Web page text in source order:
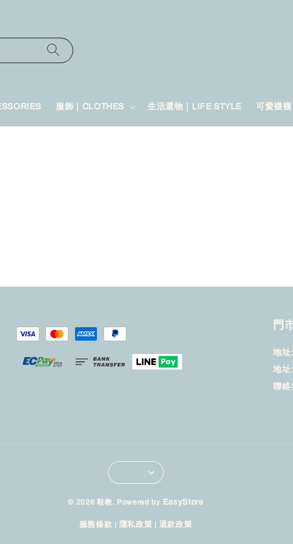
服飾｜CLOTHES 生活選物｜LIFE STYLE 可愛襪襪
門
地址
地址
聯絡
© 2026 鞋教. Powered by EasyStore
服務條款 | 隱私政策 | 退款政策